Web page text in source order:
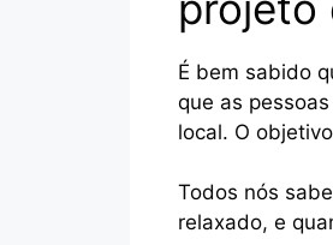
É bem sabido
que as
local. O
Todos nós
relaxado, e